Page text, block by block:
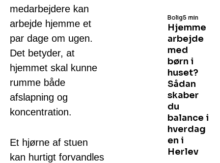
medarbejdere kan
arbejde hjemme et
par dage om ugen.
Det betyder, at
hjemmet skal kunne
rumme både
afslapning og
koncentration.
Et hjørne af stuen
kan hurtigt forvandles
Hjemme
arbejde
med
børn i
huset?
Sådan
skaber
du
balance i
hverdag
en i
Herlev
Bolig5 min